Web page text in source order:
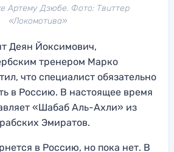
Артему Дзюбе. Фото: Твиттер
«Локомотива»
Деян Йоксимович,
тренером Марко
что специалист обязательно
в Россию. В настоящее время
«Шабаб Аль-Ахли» из
Эмиратов.
в Россию, но пока нет. В